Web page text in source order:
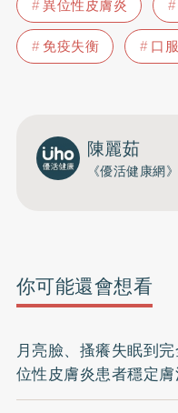
異位性皮膚炎
免疫失衡
口
陳麗茹
《優活健康網
你可能還會想看
月亮臉、搔癢失眠到
位性皮膚炎患者穩定